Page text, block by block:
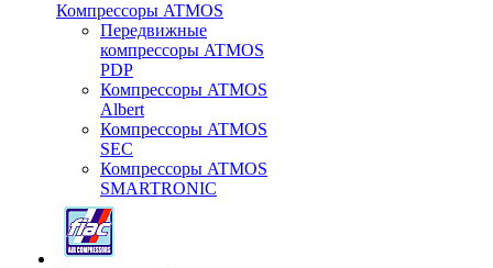
Компрессоры ATMOS
Передвижные
компрессоры ATMOS
PDP
Компрессоры ATMOS
Albert
Компрессоры ATMOS
SEC
Компрессоры ATMOS
SMARTRONIC